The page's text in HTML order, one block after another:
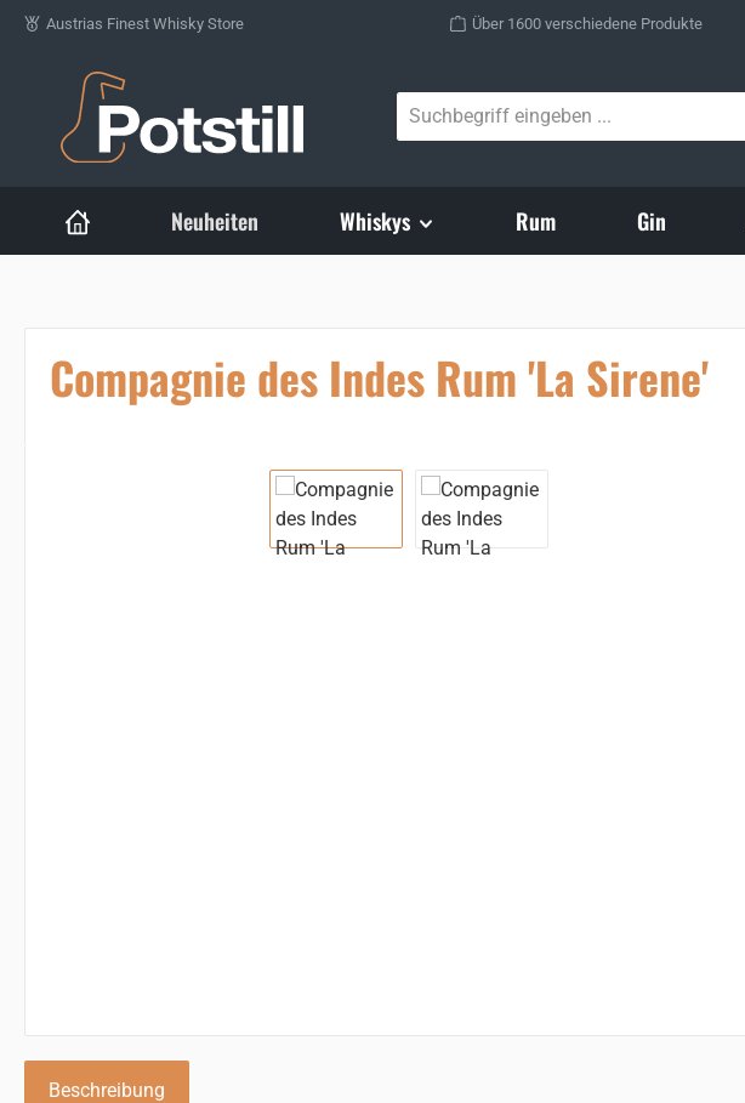
Zum Hauptinhalt springen
Austrias Finest Whisky Store Über 1600 verschiedene Produkte
Neuheiten Whiskys Rum Gin
Compagnie des Indes Rum 'La Sirene'
Beschreibung